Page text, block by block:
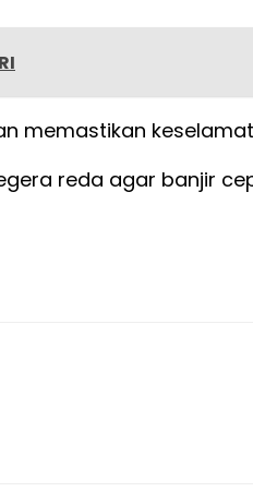
memastikan
reda agar banjir